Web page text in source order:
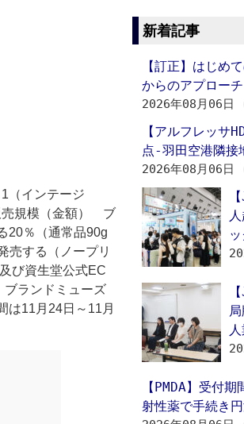
（インテージ
売規模（金額） ブ
20％（通常品90g
売する（ノープリ
び資生堂公式EC
ブランドミューズ
は11月24日～11月
新着記事
【訂正】はじめ
からのアプローチ
2026年08月06日
【アルフレッサ
点‐羽田空港隣接
2026年08月06日
【PMDA】受付
射性薬で手続き